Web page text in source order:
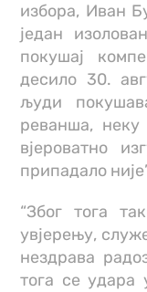
избора, Иван
један
покушај
десило 30.
људи
реванша,
вјероватно
припадало
“Због тога
увјерењу,
нездрава
тога се удара